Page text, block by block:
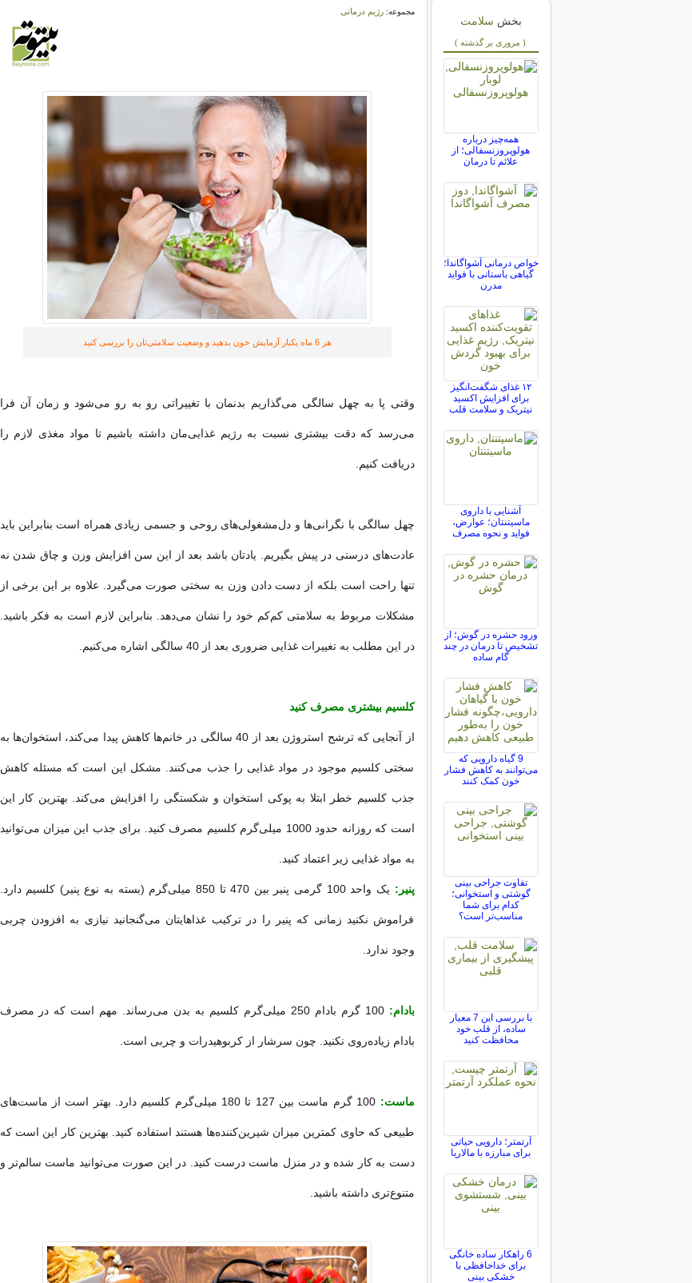
مجموعه:رژیم درمانی
هر 6 ماه یکبار آزمایش خون بدهید و وضعیت سلامتی‌تان را بررسی کنید
وقتی پا به چهل سالگی می‌گذاریم بدنمان با تغییراتی رو به رو می‌شود و زمان آن فرا
می‌رسد که دقت بیشتری نسبت به رژیم غذایی‌مان داشته باشیم تا مواد مغذی لازم را
دریافت کنیم.
چهل سالگی با نگرانی‌ها و دل‌مشغولی‌های روحی و جسمی زیادی همراه است بنابراین باید
عادت‌های درستی در پیش بگیریم. یادتان باشد بعد از این سن افزایش وزن و چاق شدن نه
تنها راحت است بلکه از دست دادن وزن به سختی صورت می‌گیرد. علاوه بر این برخی از
مشکلات مربوط به سلامتی کم‌کم خود را نشان می‌دهد. بنابراین لازم است به فکر باشید.
در این مطلب به تغییرات غذایی ضروری بعد از 40 سالگی اشاره می‌کنیم.
کلسیم بیشتری مصرف کنید
از آنجایی که ترشح استروژن بعد از 40 سالگی در خانم‌ها کاهش پیدا می‌کند، استخوان‌ها به
سختی کلسیم موجود در مواد غذایی را جذب می‌کنند. مشکل این است که مسئله کاهش
جذب کلسیم خطر ابتلا به پوکی استخوان و شکستگی را افزایش می‌کند. بهترین کار این
است که روزانه حدود 1000 میلی‌گرم کلسیم مصرف کنید. برای جذب این میزان می‌توانید
به مواد غذایی زیر اعتماد کنید.
پنیر: یک واحد 100 گرمی پنیر بین 470 تا 850 میلی‌گرم (بسته به نوع پنیر) کلسیم دارد.
فراموش نکنید زمانی که پنیر را در ترکیب غذاهایتان می‌گنجانید نیازی به افزودن چربی
وجود ندارد.
بادام: 100 گرم بادام 250 میلی‌گرم کلسیم به بدن می‌رساند. مهم است که در مصرف
بادام زیاده‌روی نکنید. چون سرشار از کربوهیدرات و چربی است.
ماست: 100 گرم ماست بین 127 تا 180 میلی‌گرم کلسیم دارد. بهتر است از ماست‌های
طبیعی که حاوی کمترین میزان شیرین‌کننده‌ها هستند استفاده کنید. بهترین کار این است که
دست به کار شده و در منزل ماست درست کنید. در این صورت می‌توانید ماست سالم‌تر و
متنوع‌تری داشته باشید.
بخش سلامت
( مروری بر گذشته )
همه‌چیز درباره
هولوپروزنسفالی؛ از
علائم تا درمان
خواص درمانی آشواگاندا؛
گیاهی باستانی با فواید
مدرن
۱۲ غذای شگفت‌انگیز
برای افزایش اکسید
نیتریک و سلامت قلب
آشنایی با داروی
ماسیتنتان؛ عوارض،
فواید و نحوه مصرف
ورود حشره در گوش؛ از
تشخیص تا درمان در چند
گام ساده
9 گیاه دارویی که
می‌توانند به کاهش فشار
خون کمک کنند
تفاوت جراحی بینی
گوشتی و استخوانی؛
کدام برای شما
مناسب‌تر است؟
با بررسی این 7 معیار
ساده، از قلب خود
محافظت کنید
آرتمتر؛ دارویی حیاتی
برای مبارزه با مالاریا
6 راهکار ساده خانگی
برای خداحافظی با
خشکی بینی